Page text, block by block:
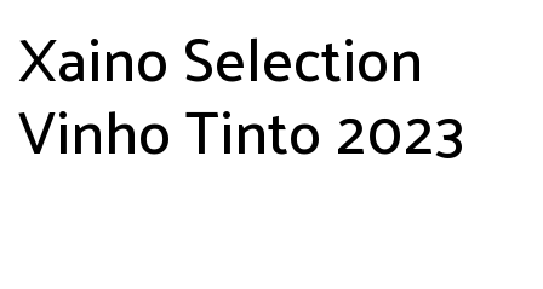
Xaino Selection
Vinho Tinto 2023